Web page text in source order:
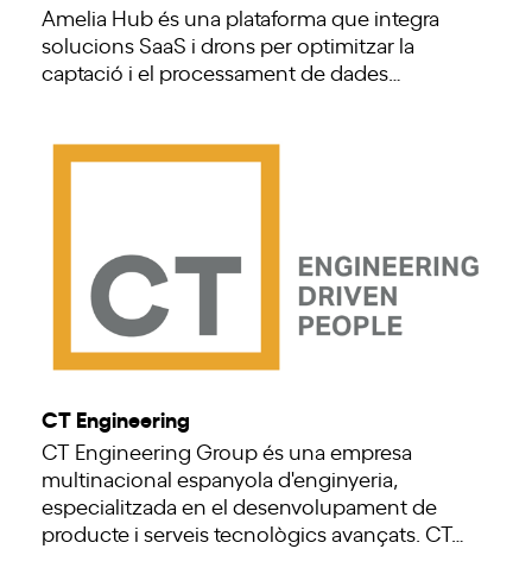
Amelia Hub és una plataforma que integra
solucions SaaS i drons per optimitzar la
captació i el processament de dades…
CT Engineering
CT Engineering Group és una empresa
multinacional espanyola d'enginyeria,
especialitzada en el desenvolupament de
producte i serveis tecnològics avançats. CT…